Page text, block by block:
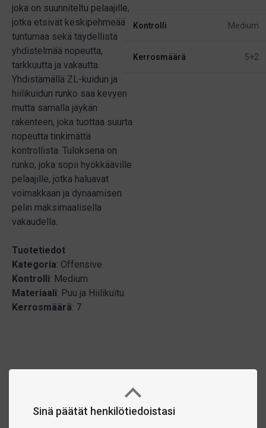
Sinä päätät henkilötiedoistasi
joka on suunniteltu pelaajille,
jotka etsivät keskipehmeää
tuntumaa sekä täydellistä
yhdistelmää nopeutta,
tarkkuutta ja vakautta.
Yhdistämällä ZL-kuidun ja
hiilikuidun runko saa kevyen
mutta samalla jäykän
rakenteen, joka tuottaa suurta
nopeutta tinkimättä
kontrollista. Tuloksena on
runko, joka sopii hyökkääville
pelaajille, jotka haluavat
voimakkaan ja dynaamisen
pelin maksimaalisella
vakaudella.
Tuotetiedot
Kategoria: Offensive
Kontrolli: Medium
Materiaali: Puu ja Hiilikuitu
Kerrosmäärä: 7
Kontrolli Medium
Kerrosmäärä 5+2